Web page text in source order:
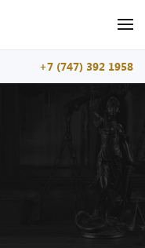
+7 (747) 392 1958